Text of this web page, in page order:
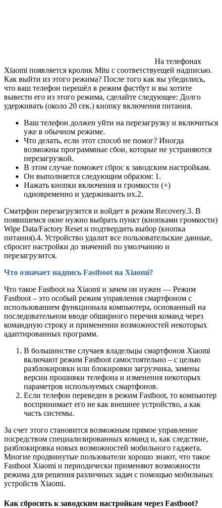
На телефонах
Xiaomi появляется кролик Mitu с соответствуещей надписью.
Как выйти из этого режима? После того как вы убедились,
что ваш телефон перешёл в режим фастбут и вы хотите
вывести его из этого режима, сделайте следующее: Долго
удерживать (около 20 сек.) кнопку включения питания.
Ваш телефон должен уйти на перезагрузку и включиться
уже в обычном режиме.
Что делать, если этот способ не помог? Иногда
возможны программные сбои, которые не устраняются
перезагрузкой.
В этом случае поможет сброс к заводским настройкам.
Он выполняется следующим образом: 1.
Нажать кнопки включения и громкости (+)
одновременно и удерживаить их.2.
Сматрфон перезагрузится и войдет в режим Recovery.3. В
появишемся окне нужно выбрать пункт (кнопками громкости)
Wipe Data/Factory Reset и подтвердить выбор (кнопка
питания).4. Устройство удалит все пользовательские данные,
сбросит настройки до значений по умолчанию и
перезагрузится.
Что означает надпись Fastboot на Xiaomi?
Что такое Fastboot на Xiaomi и зачем он нужен — Режим
Fastboot – это особый режим управления смартфоном с
использованием функционала компьютера, основанный на
последовательном вводе обширного перечня команд через
командную строку и применении возможностей некоторых
адаптированных программ.
В большинстве случаев владельцы смартфонов Xiaomi
включают режим Fastboot самостоятельно – с целью
разблокировки или блокировки загрузчика, замены
версии прошивки телефона и изменения некоторых
параметров используемых смартфонов.
Если телефон переведен в режим Fastboot, то компьютер
воспринимает его не как внешнее устройство, а как
часть системы.
За счет этого становится возможным прямое управление
посредством специализированных команд и, как следствие,
разблокировка новых возможностей мобильного гаджета.
Многие продвинутые пользователи хорошо знают, что такое
Fastboot Xiaomi и периодически применяют возможности
режима для решения различных задач с помощью мобильных
устройств Xiaomi.
Как сбросить к заводским настройкам через Fastboot?